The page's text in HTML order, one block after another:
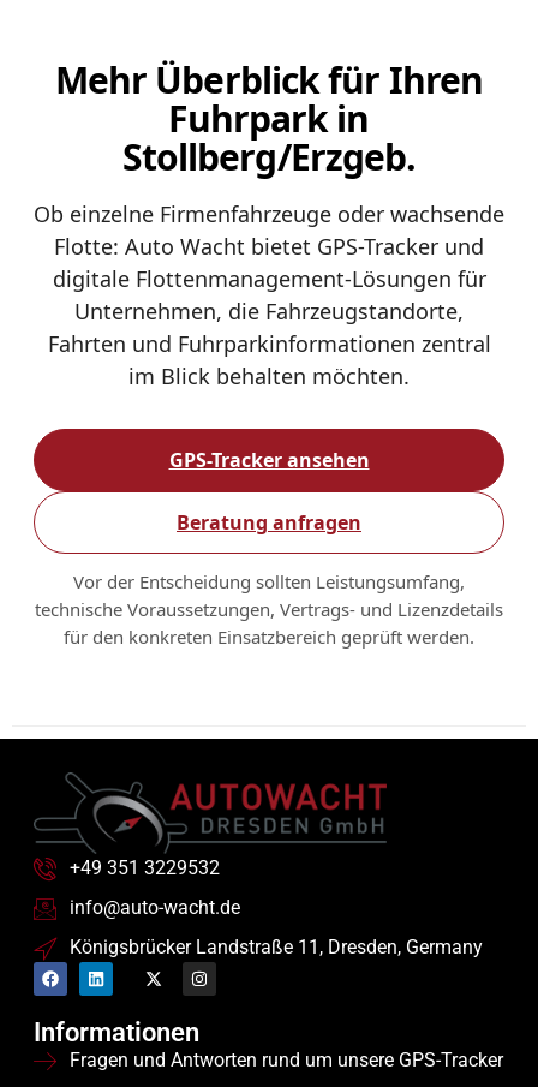
Mehr Überblick für Ihren
Fuhrpark in
Stollberg/Erzgeb.
Ob einzelne Firmenfahrzeuge oder wachsende
Flotte: Auto Wacht bietet GPS-Tracker und
digitale Flottenmanagement-Lösungen für
Unternehmen, die Fahrzeugstandorte,
Fahrten und Fuhrparkinformationen zentral
im Blick behalten möchten.
GPS-Tracker ansehen
Beratung anfragen
Vor der Entscheidung sollten Leistungsumfang,
technische Voraussetzungen, Vertrags- und Lizenzdetails
für den konkreten Einsatzbereich geprüft werden.
+49 351 3229532
info@auto-wacht.de
Königsbrücker Landstraße 11, Dresden, Germany
Informationen
Fragen und Antworten rund um unsere GPS-Tracker